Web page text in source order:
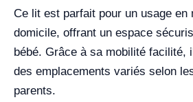
Ce lit est parfait pour un usage en
domicile, offrant un espace
bébé. Grâce à sa mobilité facilité,
des emplacements variés selon
parents.